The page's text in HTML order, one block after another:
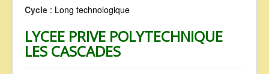
Cycle : Long technologique
LYCEE PRIVE POLYTECHNIQUE
LES CASCADES